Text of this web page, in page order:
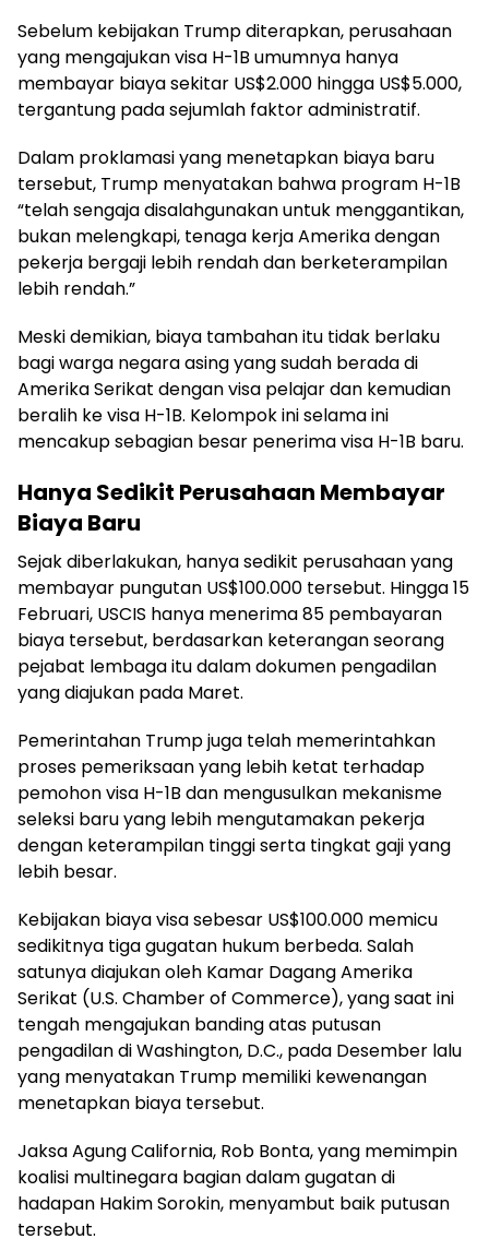
Sebelum kebijakan Trump diterapkan, perusahaan
yang mengajukan visa H-1B umumnya hanya
membayar biaya sekitar US$2.000 hingga US$5.000,
tergantung pada sejumlah faktor administratif.
Dalam proklamasi yang menetapkan biaya baru
tersebut, Trump menyatakan bahwa program H-1B
“telah sengaja disalahgunakan untuk menggantikan,
bukan melengkapi, tenaga kerja Amerika dengan
pekerja bergaji lebih rendah dan berketerampilan
lebih rendah.”
Meski demikian, biaya tambahan itu tidak berlaku
bagi warga negara asing yang sudah berada di
Amerika Serikat dengan visa pelajar dan kemudian
beralih ke visa H-1B. Kelompok ini selama ini
mencakup sebagian besar penerima visa H-1B baru.
Hanya Sedikit Perusahaan Membayar
Biaya Baru
Sejak diberlakukan, hanya sedikit perusahaan yang
membayar pungutan US$100.000 tersebut. Hingga 15
Februari, USCIS hanya menerima 85 pembayaran
biaya tersebut, berdasarkan keterangan seorang
pejabat lembaga itu dalam dokumen pengadilan
yang diajukan pada Maret.
Pemerintahan Trump juga telah memerintahkan
proses pemeriksaan yang lebih ketat terhadap
pemohon visa H-1B dan mengusulkan mekanisme
seleksi baru yang lebih mengutamakan pekerja
dengan keterampilan tinggi serta tingkat gaji yang
lebih besar.
Kebijakan biaya visa sebesar US$100.000 memicu
sedikitnya tiga gugatan hukum berbeda. Salah
satunya diajukan oleh Kamar Dagang Amerika
Serikat (U.S. Chamber of Commerce), yang saat ini
tengah mengajukan banding atas putusan
pengadilan di Washington, D.C., pada Desember lalu
yang menyatakan Trump memiliki kewenangan
menetapkan biaya tersebut.
Jaksa Agung California, Rob Bonta, yang memimpin
koalisi multinegara bagian dalam gugatan di
hadapan Hakim Sorokin, menyambut baik putusan
tersebut.